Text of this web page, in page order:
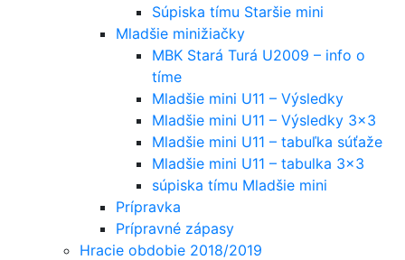
Súpiska tímu Staršie mini
Mladšie minižiačky
MBK Stará Turá U2009 – info o
tíme
Mladšie mini U11 – Výsledky
Mladšie mini U11 – Výsledky 3×3
Mladšie mini U11 – tabuľka súťaže
Mladšie mini U11 – tabulka 3×3
súpiska tímu Mladšie mini
Prípravka
Prípravné zápasy
Hracie obdobie 2018/2019